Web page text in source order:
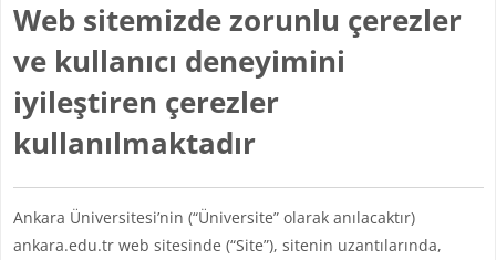
Web sitemizde zorunlu çerezler
ve kullanıcı deneyimini
iyileştiren çerezler
kullanılmaktadır
Ankara Üniversitesi’nin (“Üniversite” olarak anılacaktır)
ankara.edu.tr web sitesinde (“Site”), sitenin uzantılarında,